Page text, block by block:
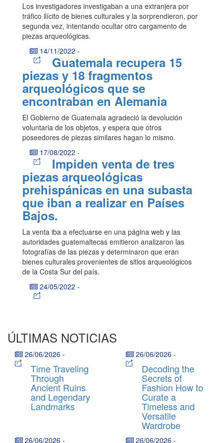
Los investigadores investigaban a una extranjera por
tráfico ilícito de bienes culturales y la sorprendieron, por
segunda vez, intentando ocultar otro cargamento de
piezas arqueológicas.
14/11/2022 -
Guatemala recupera 15
piezas y 18 fragmentos
arqueológicos que se
encontraban en Alemania
El Gobierno de Guatemala agradeció la devolución
voluntaria de los objetos, y espera que otros
poseedores de piezas similares hagan lo mismo.
17/08/2022 -
Impiden venta de tres
piezas arqueológicas
prehispánicas en una subasta
que iban a realizar en Países
Bajos.
La venta iba a efectuarse en una página web y las
autoridades guatemaltecas emitieron analizaron las
fotografías de las piezas y determinaron que eran
bienes culturales provenientes de sitios arqueológicos
de la Costa Sur del país.
24/05/2022 -
ÚLTIMAS NOTICIAS
26/06/2026 -
Time Traveling
Through
Ancient Ruins
and Legendary
Landmarks
26/06/2026 -
Decoding the
Secrets of
Fashion How to
Curate a
Timeless and
Versatile
Wardrobe
26/06/2026 - 26/06/2026 -